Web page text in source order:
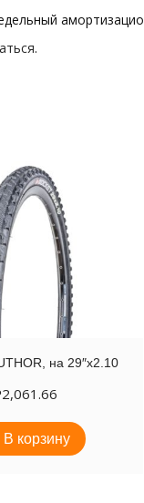
.
на 29″х2.10
2,061.66
В корзину